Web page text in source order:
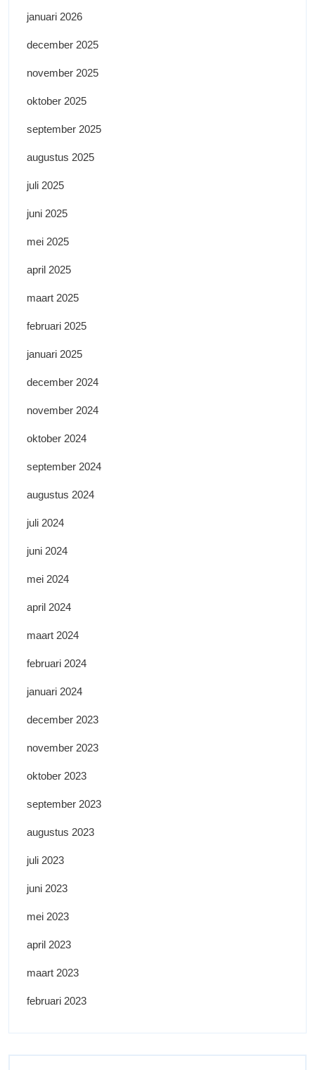
januari 2026
december 2025
november 2025
oktober 2025
september 2025
augustus 2025
juli 2025
juni 2025
mei 2025
april 2025
maart 2025
februari 2025
januari 2025
december 2024
november 2024
oktober 2024
september 2024
augustus 2024
juli 2024
juni 2024
mei 2024
april 2024
maart 2024
februari 2024
januari 2024
december 2023
november 2023
oktober 2023
september 2023
augustus 2023
juli 2023
juni 2023
mei 2023
april 2023
maart 2023
februari 2023